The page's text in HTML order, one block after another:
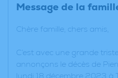
Message de la
Chère famille, chers amis,
C’est avec une grande
annonçons le décès de
lundi 18 décembre 2023 à